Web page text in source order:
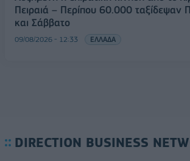
Πειραιά – Περίπου 60.000 ταξίδεψαν
και Σάββατο
09/08/2026 - 12:33 ΕΛΛΑΔΑ
DIRECTION BUSINESS